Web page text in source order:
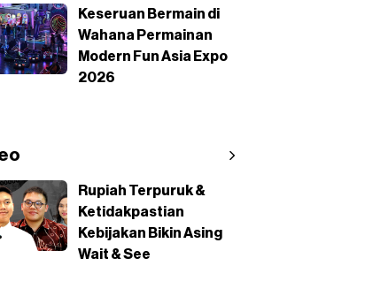
Keseruan Bermain di
Wahana Permainan
Modern Fun Asia Expo
2026
Rupiah Terpuruk &
Ketidakpastian
Kebijakan Bikin Asing
Wait & See